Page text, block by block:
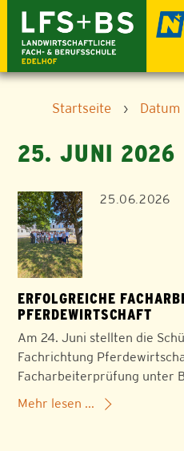
content
Startseite › Datum
25. JUNI 2026
25.06.2026
ERFOLGREICHE
PFERDEWIRTSCHAFT
Am 24. Juni stellten die
Fachrichtung
Facharbeiterprüfung unter
Mehr lesen ...